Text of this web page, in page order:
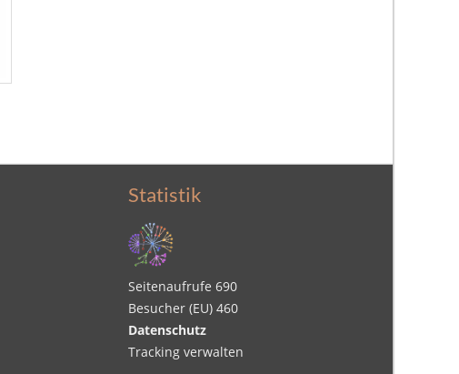
Statistik
Seitenaufrufe 690
Besucher (EU) 460
Datenschutz
Tracking verwalten